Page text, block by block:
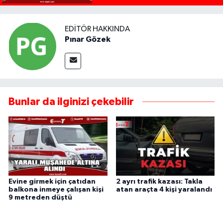
EDITÖR HAKKINDA
Pınar Gözek
Bunlar da ilginizi çekebilir
Evine girmek için çatıdan
balkona inmeye çalışan kişi
9 metreden düştü
2 ayrı trafik kazası: Takla
atan araçta 4 kişi yaralandı